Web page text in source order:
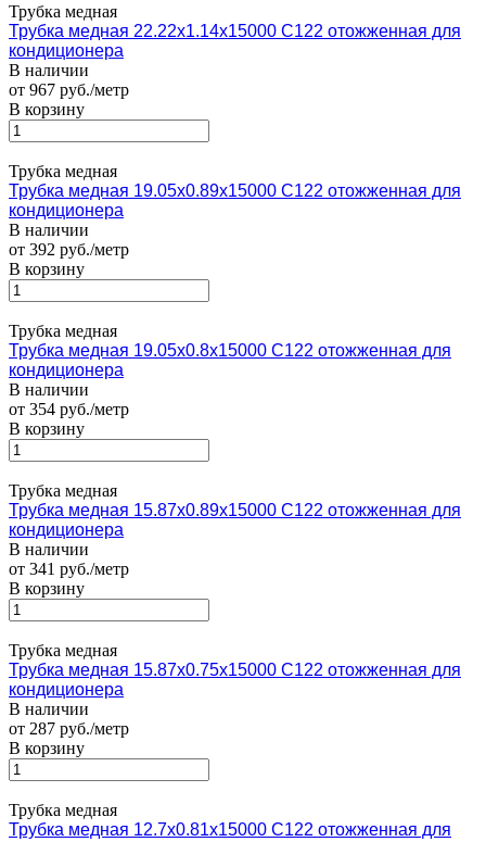
Трубка медная
Трубка медная 22.22х1.14х15000 С122 отожженная для
кондиционера
В наличии
от 967 руб./метр
В корзину
Трубка медная
Трубка медная 19.05х0.89х15000 С122 отожженная для
кондиционера
В наличии
от 392 руб./метр
В корзину
Трубка медная
Трубка медная 19.05х0.8х15000 С122 отожженная для
кондиционера
В наличии
от 354 руб./метр
В корзину
Трубка медная
Трубка медная 15.87х0.89х15000 С122 отожженная для
кондиционера
В наличии
от 341 руб./метр
В корзину
Трубка медная
Трубка медная 15.87х0.75х15000 С122 отожженная для
кондиционера
В наличии
от 287 руб./метр
В корзину
Трубка медная
Трубка медная 12.7х0.81х15000 С122 отожженная для